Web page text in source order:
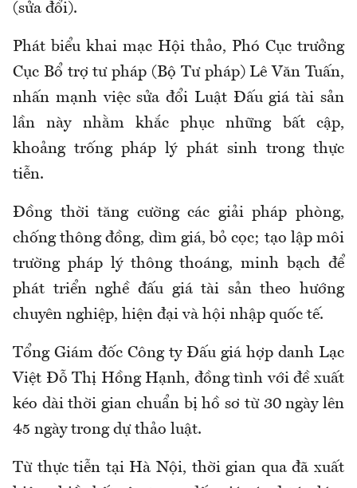
(sửa đổi).
Phát biểu khai mạc Hội thảo, Phó Cục trưởng
Cục Bổ trợ tư pháp (Bộ Tư pháp) Lê Văn Tuấn,
nhấn mạnh việc sửa đổi Luật Đấu giá tài sản
lần này nhằm khắc phục những bất cập,
khoảng trống pháp lý phát sinh trong thực
tiễn.
Đồng thời tăng cường các giải pháp phòng,
chống thông đồng, dìm giá, bỏ cọc; tạo lập môi
trường pháp lý thông thoáng, minh bạch để
phát triển nghề đấu giá tài sản theo hướng
chuyên nghiệp, hiện đại và hội nhập quốc tế.
Tổng Giám đốc Công ty Đấu giá hợp danh Lạc
Việt Đỗ Thị Hồng Hạnh, đồng tình với đề xuất
kéo dài thời gian chuẩn bị hồ sơ từ 30 ngày lên
45 ngày trong dự thảo luật.
Từ thực tiễn tại Hà Nội, thời gian qua đã xuất